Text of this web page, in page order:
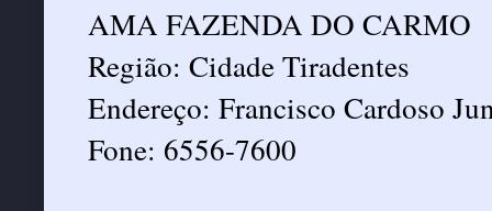
AMA FAZENDA DO CARMO
Região: Cidade Tiradentes
Endereço: Francisco Cardoso
Fone: 6556-7600